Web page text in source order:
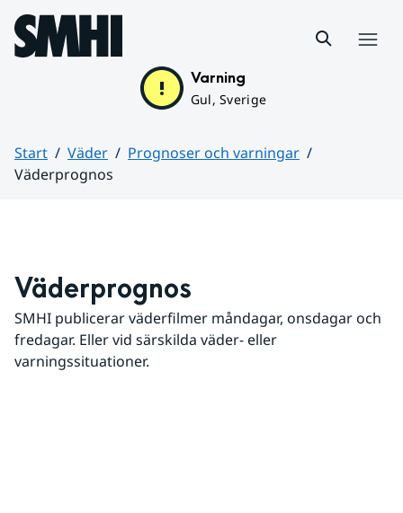
Hoppa till sidans innehåll
Varning
Gul, Sverige
Start Väder
Prognoser och varningar
Väderprognos
Väderprognos
SMHI publicerar väderfilmer måndagar, onsdagar och
fredagar. Eller vid särskilda väder- eller
varningssituationer.